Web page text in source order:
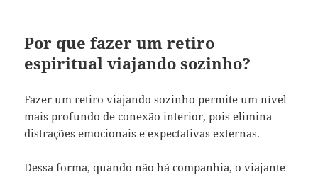
Por que fazer um retiro
espiritual viajando sozinho?
Fazer um retiro viajando sozinho permite um nível
mais profundo de conexão interior, pois elimina
distrações emocionais e expectativas externas.
Dessa forma, quando não há companhia, o viajante